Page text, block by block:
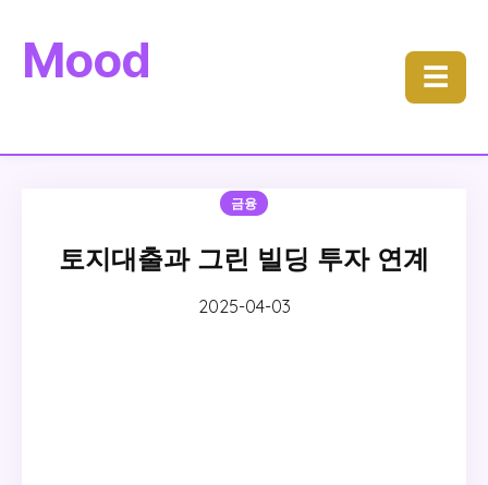
Mood ☰
금융
토지대출과 그린 빌딩 투자 연계
2025-04-03